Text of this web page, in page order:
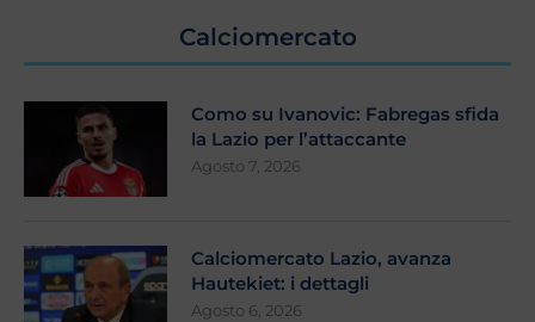
Calciomercato
Como su Ivanovic: Fabregas sfida
la Lazio per l’attaccante
Agosto 7, 2026
Calciomercato Lazio, avanza
Hautekiet: i dettagli
Agosto 6, 2026